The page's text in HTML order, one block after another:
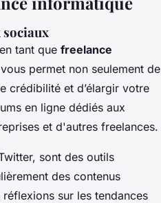
tant que freelance
vous permet non seulement de
crédibilité et d’élargir votre
en ligne dédiés aux
et d'autres freelances.
sont des outils
des contenus
sur les tendances